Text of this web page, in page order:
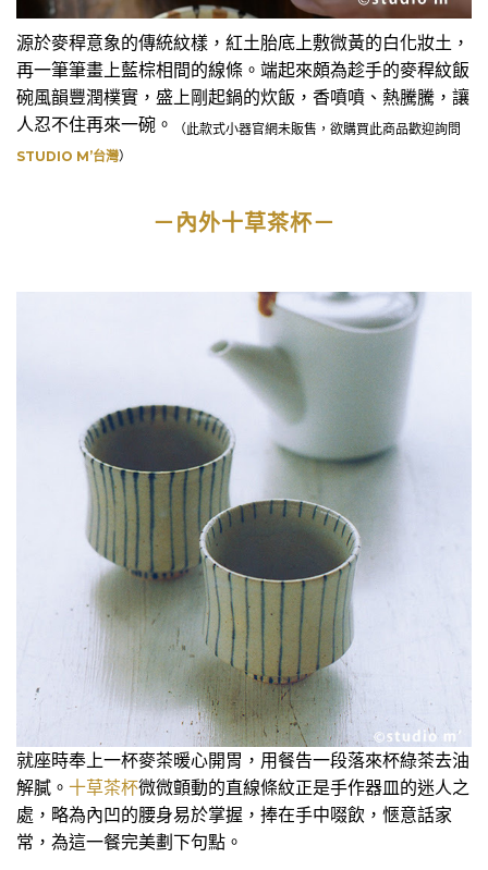
源於麥稈意象的傳統紋樣，紅土胎底上敷微黃的白化妝土，
再一筆筆畫上藍棕相間的線條。端起來頗為趁手的麥稈紋飯
碗風韻豐潤樸實，盛上剛起鍋的炊飯，香噴噴、熱騰騰，讓
人忍不住再來一碗。
（此款式小器官網未販售，欲購買此商品歡迎詢問
STUDIO M’台灣）
－內外十草茶杯－
就座時奉上一杯麥茶暖心開胃，用餐告一段落來杯綠茶去油
解膩。 十草茶杯微微顫動的直線條紋正是手作器皿的迷人之
處，略為內凹的腰身易於掌握，捧在手中啜飲，愜意話家
常，為這一餐完美劃下句點。